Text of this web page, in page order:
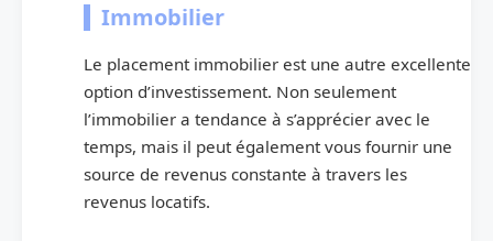
Immobilier
Le placement immobilier est une autre excellente
option d’investissement. Non seulement
l’immobilier a tendance à s’apprécier avec le
temps, mais il peut également vous fournir une
source de revenus constante à travers les
revenus locatifs.